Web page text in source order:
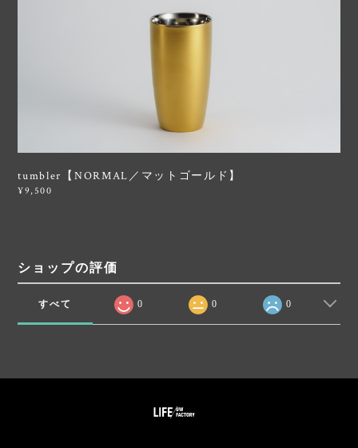
tumbler【NORMAL／マットゴールド】
¥9,500
ショップの評価
すべて 0 0 0